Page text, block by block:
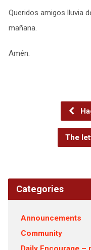
Queridos amigos lluvia
mañana.
Amén.
The
Categories
Announcements
Community